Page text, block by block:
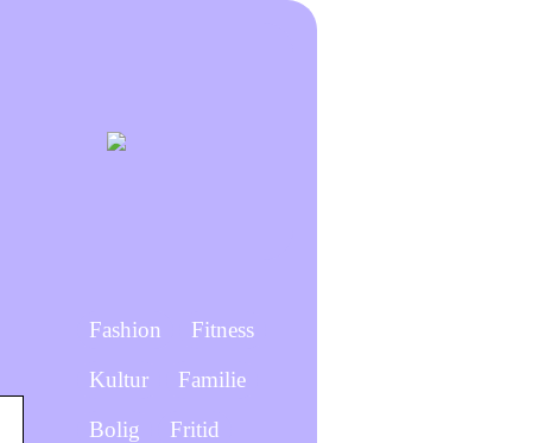
Fashion
Fitness
Kultur
Familie
Bolig
Fritid